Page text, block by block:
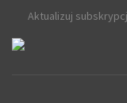
Aktualizuj